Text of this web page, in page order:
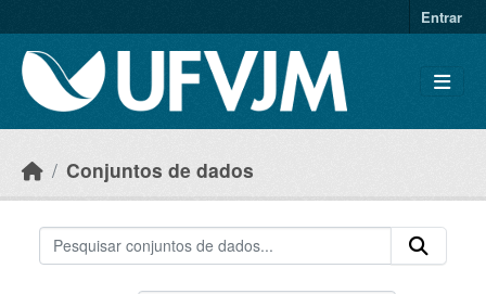
Entrar
Conjuntos de dados